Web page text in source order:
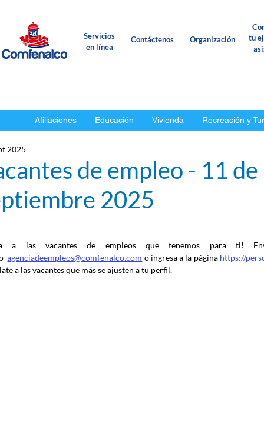
Servicios
en línea
Contáctenos Organización
tu
Afiliaciones Educación Vivienda Recreación y
de empleo - 11 de
2025
2025
a las vacantes de empleos que tenemos para ti!
agenciadeempleos@comfenalco.com o ingresa a la página https://
a las vacantes que más se ajusten a tu perfil.